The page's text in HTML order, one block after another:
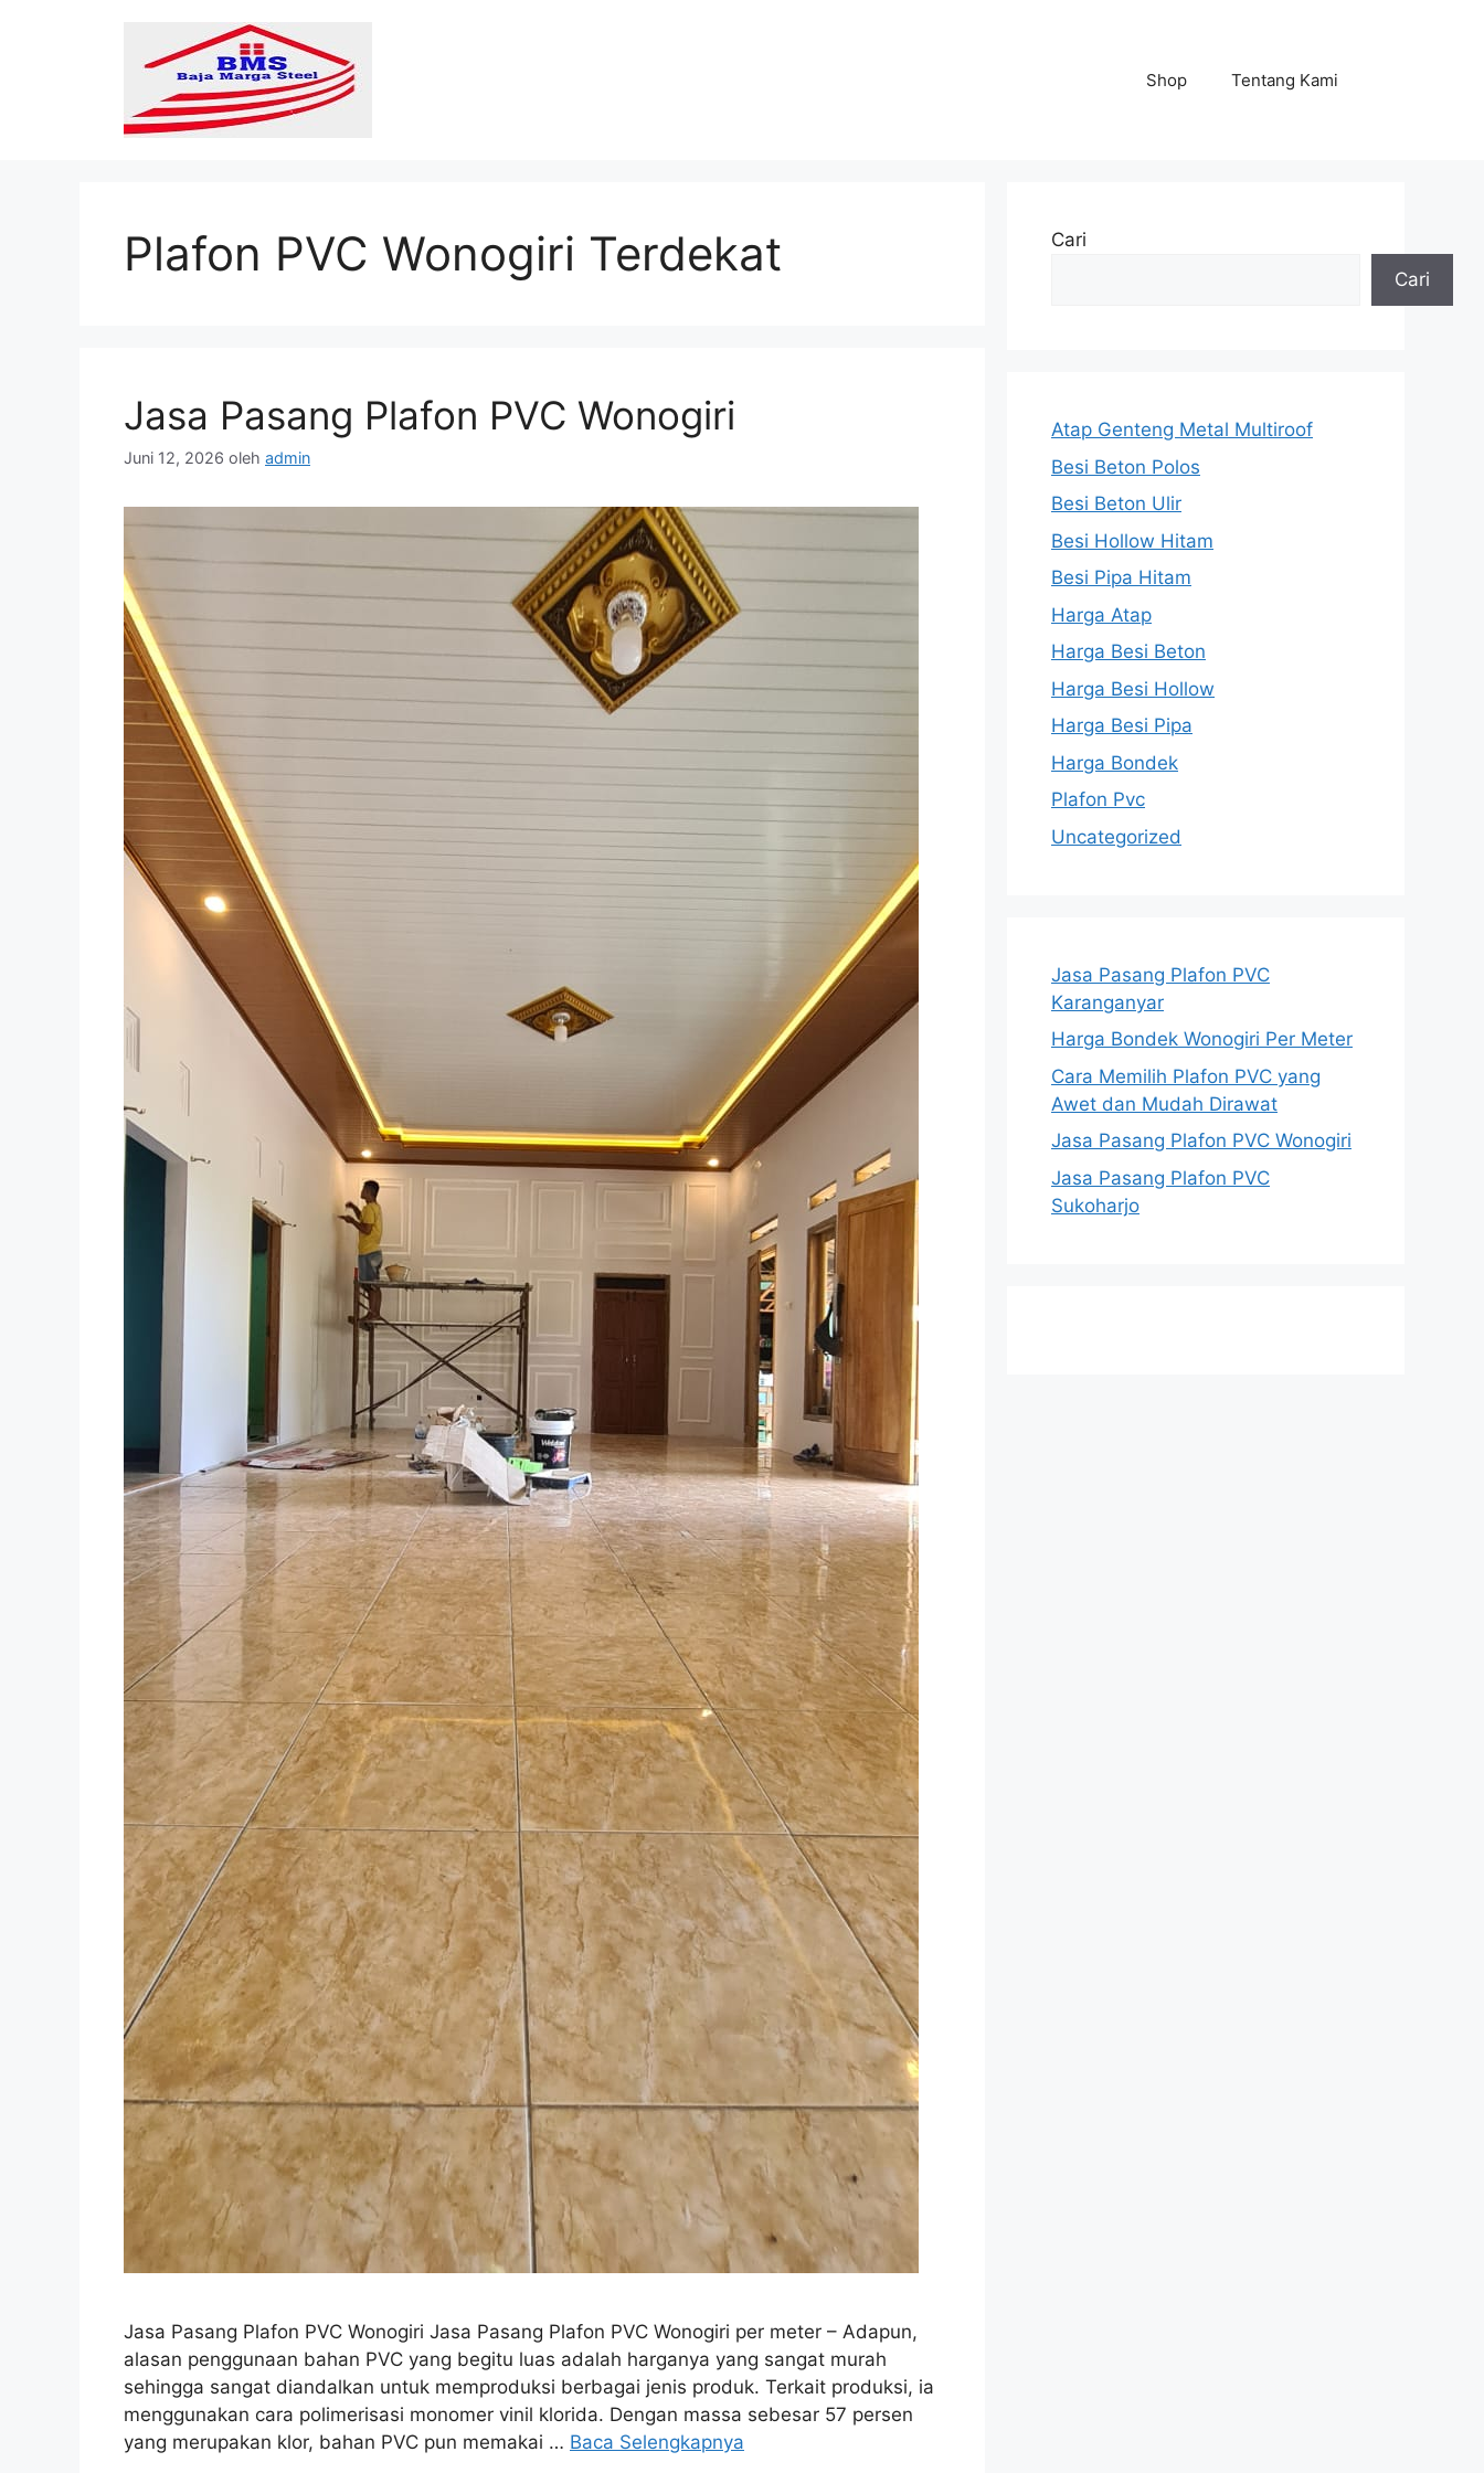
Shop Tentang Kami
Plafon PVC Wonogiri Terdekat
Jasa Pasang Plafon PVC Wonogiri
Juni 12, 2026 oleh admin
Jasa Pasang Plafon PVC Wonogiri Jasa Pasang Plafon PVC Wonogiri per meter – Adapun,
alasan penggunaan bahan PVC yang begitu luas adalah harganya yang sangat murah
sehingga sangat diandalkan untuk memproduksi berbagai jenis produk. Terkait produksi, ia
menggunakan cara polimerisasi monomer vinil klorida. Dengan massa sebesar 57 persen
yang merupakan klor, bahan PVC pun memakai … Baca Selengkapnya
Cari
Cari
Atap Genteng Metal Multiroof
Besi Beton Polos
Besi Beton Ulir
Besi Hollow Hitam
Besi Pipa Hitam
Harga Atap
Harga Besi Beton
Harga Besi Hollow
Harga Besi Pipa
Harga Bondek
Plafon Pvc
Uncategorized
Jasa Pasang Plafon PVC
Karanganyar
Harga Bondek Wonogiri Per Meter
Cara Memilih Plafon PVC yang
Awet dan Mudah Dirawat
Jasa Pasang Plafon PVC Wonogiri
Jasa Pasang Plafon PVC
Sukoharjo